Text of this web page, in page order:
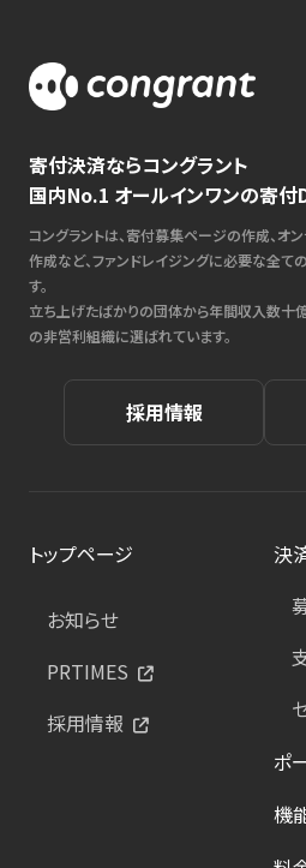
寄付決済ならコングラント
国内No.1 オールインワンの寄付
コングラントは、寄付募集ページの作成、オ
作成など、ファンドレイジングに必要な全て
す。
立ち上げたばかりの団体から年間収入数十
の非営利組織に選ばれています。
採用情報
トップページ
お知らせ
PRTIMES
採用情報
決
ポ
機